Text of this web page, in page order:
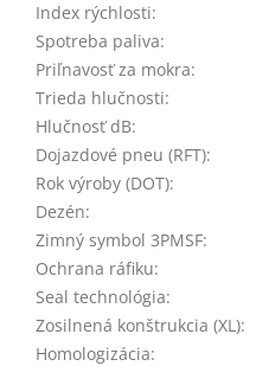
Index rýchlosti:
Spotreba paliva:
Priľnavosť za mokra:
Trieda hlučnosti:
Hlučnosť dB:
Dojazdové pneu (RFT):
Rok výroby (DOT):
Dezén:
Zimný symbol 3PMSF:
Ochrana ráfiku:
Seal technológia:
Zosilnená konštrukcia (XL):
Homologizácia: